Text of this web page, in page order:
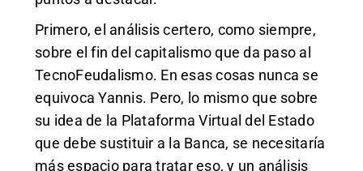
Primero, el análisis certero, como siempre,
sobre el fin del capitalismo que da paso al
TecnoFeudalismo. En esas cosas nunca se
equivoca Yannis. Pero, lo mismo que sobre
su idea de la Plataforma Virtual del Estado
que debe sustituir a la Banca, se necesitaría
más espacio para tratar eso, y un análisis